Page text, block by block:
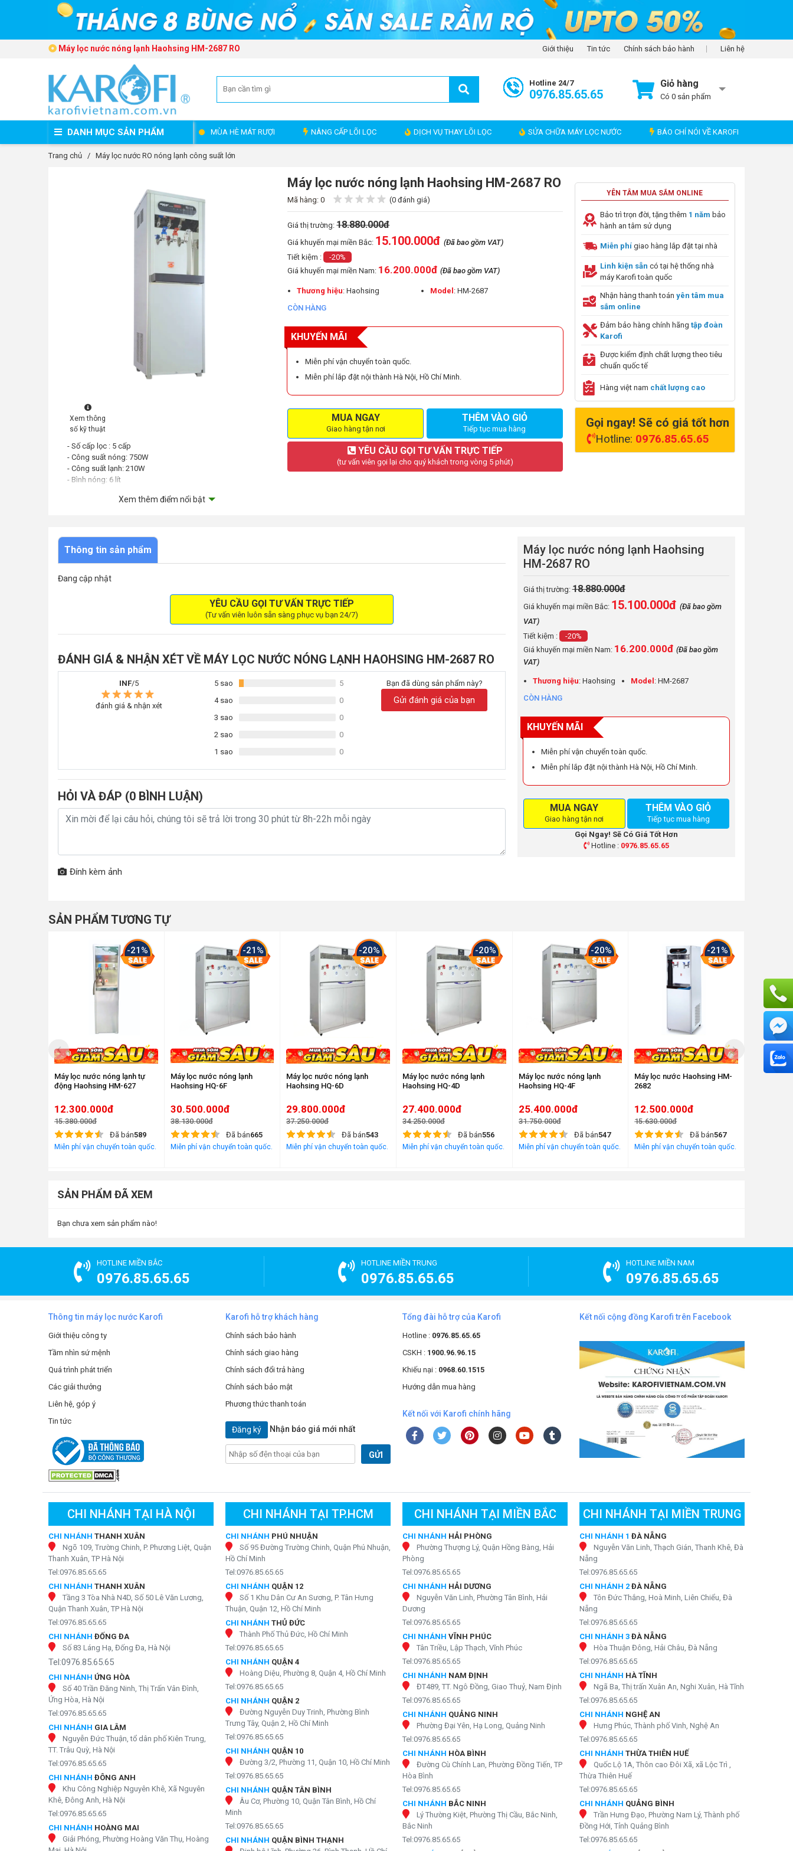
Giới thiệu Tin tức Chính sách bảo hành Liên hệ
Máy lọc nước nóng lạnh Haohsing HM-2687 RO
Hotline 24/7
0976.85.65.65
Giỏ hàng
Có 0 sản phẩm
DANH MỤC SẢN PHẨM MÙA HÈ MÁT RƯỢI NÂNG CẤP LÕI LỌC DỊCH VỤ THAY LÕI LỌC SỬA CHỮA MÁY LỌC NƯỚC BÁO CHÍ NÓI VỀ KAROFI
Trang chủ / Máy lọc nước RO nóng lạnh công suất lớn
Xem thông
số kỹ thuật
- Số cấp lọc : 5 cấp
- Công suất nóng: 750W
- Công suất lạnh: 210W
- Bình nóng: 6 lít
- Bình chứa: 12 lítXem thêm điểm nổi bật
Máy lọc nước nóng lạnh Haohsing HM-2687 RO
Mã hàng: 0 (0 đánh giá)
Giá thị trường:18.880.000đ
Giá khuyến mại miền Bắc: 15.100.000đ(Đã bao gồm VAT)
Tiết kiệm :
-20%
Giá khuyến mại miền Nam: 16.200.000đ(Đã bao gồm VAT)
Thương hiệu: Haohsing Model: HM-2687
CÒN HÀNG
KHUYẾN MÃI
Miễn phí vận chuyển toàn quốc.
Miễn phí lắp đặt nội thành Hà Nội, Hồ Chí Minh.
MUA NGAY
Giao hàng tận nơi
THÊM VÀO GIỎ
Tiếp tục mua hàng
YÊU CẦU GỌI TƯ VẤN TRỰC TIẾP
(tư vấn viên gọi lại cho quý khách trong vòng 5 phút)
YÊN TÂM MUA SẮM ONLINE
Bảo trì trọn đời, tặng thêm 1 năm bảo
hành an tâm sử dụng
Miễn phígiao hàng lắp đặt tại nhà
Linh kiện sẵn có tại hệ thống nhà
máy Karofi toàn quốc
Nhận hàng thanh toán yên tâm mua
sắm online
Đảm bảo hàng chính hãng tập đoàn
Karofi
Được kiểm định chất lượng theo tiêu
chuẩn quốc tế
Hàng việt nam chất lượng cao
Gọi ngay! Sẽ có giá tốt hơn
Hotline: 0976.85.65.65
Thông tin sản phẩm
Đang cập nhật
YÊU CẦU GỌI TƯ VẤN TRỰC TIẾP
(Tư vấn viên luôn sẵn sàng phục vụ bạn 24/7)
ĐÁNH GIÁ & NHẬN XÉT VỀ MÁY LỌC NƯỚC NÓNG LẠNH HAOHSING HM-2687 RO
INF/5
đánh giá & nhận xét
5 sao
5
4 sao
0
3 sao
0
2 sao
0
1 sao
0
Bạn đã dùng sản phẩm này?
Gửi đánh giá của bạn
HỎI VÀ ĐÁP (0 BÌNH LUẬN)
Đính kèm ảnh
Máy lọc nước nóng lạnh Haohsing
HM-2687 RO
Giá thị trường:18.880.000đ
Giá khuyến mại miền Bắc: 15.100.000đ (Đã bao gồm
VAT)
Tiết kiệm :
-20%
Giá khuyến mại miền Nam: 16.200.000đ (Đã bao gồm
VAT)
Thương hiệu: Haohsing Model : HM-2687
CÒN HÀNG
KHUYẾN MÃI
Miễn phí vận chuyển toàn quốc.
Miễn phí lắp đặt nội thành Hà Nội, Hồ Chí Minh.
MUA NGAY
Giao hàng tận nơi
THÊM VÀO GIỎ
Tiếp tục mua hàng
Gọi Ngay! Sẽ Có Giá Tốt Hơn
Hotline : 0976.85.65.65
SẢN PHẨM TƯƠNG TỰ
-21%
Máy lọc nước nóng lạnh tự
động Haohsing HM-627
12.300.000đ
15.380.000đ
Đã bán589
Miễn phí vận chuyển toàn quốc.
-21%
Máy lọc nước nóng lạnh
Haohsing HQ-6F
30.500.000đ
38.130.000đ
Đã bán665
Miễn phí vận chuyển toàn quốc.
-20%
Máy lọc nước nóng lạnh
Haohsing HQ-6D
29.800.000đ
37.250.000đ
Đã bán543
Miễn phí vận chuyển toàn quốc.
-20%
Máy lọc nước nóng lạnh
Haohsing HQ-4D
27.400.000đ
34.250.000đ
Đã bán556
Miễn phí vận chuyển toàn quốc.
-20%
Máy lọc nước nóng lạnh
Haohsing HQ-4F
25.400.000đ
31.750.000đ
Đã bán547
Miễn phí vận chuyển toàn quốc.
-21%
Máy lọc nước Haohsing HM-
2682
12.500.000đ
15.630.000đ
Đã bán567
Miễn phí vận chuyển toàn quốc.
Máy lọc
SẢN PHẨM ĐÃ XEM
Bạn chưa xem sản phẩm nào!
HOTLINE MIỀN BẮC
0976.85.65.65
HOTLINE MIỀN TRUNG
0976.85.65.65
HOTLINE MIỀN NAM
0976.85.65.65
Thông tin máy lọc nước Karofi
Giới thiệu công ty
Tầm nhìn sứ mệnh
Quá trình phát triển
Các giải thưởng
Liên hệ, góp ý
Tin tức
Karofi hỗ trợ khách hàng
Chính sách bảo hành
Chính sách giao hàng
Chính sách đổi trả hàng
Chính sách bảo mật
Phương thức thanh toán
Đăng ký Nhận báo giá mới nhất
GỬI
Tổng đài hỗ trợ của Karofi
Hotline : 0976.85.65.65
CSKH : 1900.96.96.15
Khiếu nại : 0968.60.1515
Hướng dẫn mua hàng
Kết nối với Karofi chính hãng
Kết nối cộng đồng Karofi trên Facebook
CHI NHÁNH TẠI HÀ NỘI
CHI NHÁNH THANH XUÂN
Ngõ 109, Trường Chinh, P. Phương Liệt, Quận
Thanh Xuân, TP Hà Nội
Tel:0976.85.65.65
CHI NHÁNH THANH XUÂN
Tầng 3 Tòa Nhà N4D, Số 50 Lê Văn Lương,
Quận Thanh Xuân, TP Hà Nội
Tel:0976.85.65.65
CHI NHÁNH ĐỐNG ĐA
Số 83 Láng Hạ, Đống Đa, Hà Nội
Tel:0976.85.65.65
CHI NHÁNH ỨNG HÒA
Số 40 Trần Đăng Ninh, Thị Trấn Vân Đình,
Ứng Hòa, Hà Nội
Tel:0976.85.65.65
CHI NHÁNH GIA LÂM
Nguyễn Đức Thuận, tổ dân phố Kiên Trung,
TT. Trâu Quỳ, Hà Nội
Tel:0976.85.65.65
CHI NHÁNH ĐÔNG ANH
Khu Công Nghiệp Nguyên Khê, Xã Nguyên
Khê, Đông Anh, Hà Nội
Tel:0976.85.65.65
CHI NHÁNH HOÀNG MAI
Giải Phóng, Phường Hoàng Văn Thụ, Hoàng
CHI NHÁNH TẠI TP.HCM
CHI NHÁNH PHÚ NHUẬN
Số 95 Đường Trường Chinh, Quận Phú Nhuận,
Hồ Chí Minh
Tel:0976.85.65.65
CHI NHÁNH QUẬN 12
Số 1 Khu Dân Cư An Sương, P. Tân Hưng
Thuận, Quận 12, Hồ Chí Minh
CHI NHÁNH THỦ ĐỨC
Thành Phố Thủ Đức, Hồ Chí Minh
Tel:0976.85.65.65
CHI NHÁNH QUẬN 4
Hoàng Diệu, Phường 8, Quận 4, Hồ Chí Minh
Tel:0976.85.65.65
CHI NHÁNH QUẬN 2
Đường Nguyễn Duy Trinh, Phường Bình
Trưng Tây, Quận 2, Hồ Chí Minh
Tel:0976.85.65.65
CHI NHÁNH QUẬN 10
Đường 3/2, Phường 11, Quận 10, Hồ Chí Minh
Tel:0976.85.65.65
CHI NHÁNH QUẬN TÂN BÌNH
Âu Cơ, Phường 10, Quận Tân Bình, Hồ Chí
Minh
Tel:0976.85.65.65
CHI NHÁNH QUẬN BÌNH THẠNH
CHI NHÁNH TẠI MIỀN BẮC
CHI NHÁNH HẢI PHÒNG
Phường Thượng Lý, Quận Hồng Bàng, Hải
Phòng
Tel:0976.85.65.65
CHI NHÁNH HẢI DƯƠNG
Nguyễn Văn Linh, Phường Tân Bình, Hải
Dương
Tel:0976.85.65.65
CHI NHÁNH VĨNH PHÚC
Tân Triều, Lập Thạch, Vĩnh Phúc
Tel:0976.85.65.65
CHI NHÁNH NAM ĐỊNH
ĐT489, TT. Ngô Đồng, Giao Thuỷ, Nam Định
Tel:0976.85.65.65
CHI NHÁNH QUẢNG NINH
Phường Đại Yên, Hạ Long, Quảng Ninh
Tel:0976.85.65.65
CHI NHÁNH HÒA BÌNH
Đường Cù Chính Lan, Phường Đồng Tiến, TP
Hòa Bình
Tel:0976.85.65.65
CHI NHÁNH BẮC NINH
Lý Thường Kiệt, Phường Thị Cầu, Bắc Ninh,
Bắc Ninh
Tel:0976.85.65.65
CHI NHÁNH TẠI MIỀN TRUNG
CHI NHÁNH 1 ĐÀ NẴNG
Nguyễn Văn Linh, Thạch Gián, Thanh Khê, Đà
Nẵng
Tel:0976.85.65.65
CHI NHÁNH 2 ĐÀ NẴNG
Tôn Đức Thắng, Hoà Minh, Liên Chiểu, Đà
Nẵng
Tel:0976.85.65.65
CHI NHÁNH 3 ĐÀ NẴNG
Hòa Thuận Đông, Hải Châu, Đà Nẵng
Tel:0976.85.65.65
CHI NHÁNH HÀ TĨNH
Ngã Ba, Thị trấn Xuân An, Nghi Xuân, Hà Tĩnh
Tel:0976.85.65.65
CHI NHÁNH NGHỆ AN
Hưng Phúc, Thành phố Vinh, Nghệ An
Tel:0976.85.65.65
CHI NHÁNH THỪA THIÊN HUẾ
Quốc Lộ 1A, Thôn cao Đôi Xã, xã Lộc Trì ,
Thừa Thiên Huế
Tel:0976.85.65.65
CHI NHÁNH QUẢNG BÌNH
Trần Hưng Đạo, Phường Nam Lý, Thành phố
Đồng Hới, Tỉnh Quảng Bình
Tel:0976.85.65.65